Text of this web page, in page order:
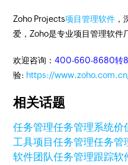
Zoho Projects项目管理软件
爱，Zoho是专业项目管理软件
欢迎咨询：400-660-8680转
验: https://
相关话题
任务管理任务管理系统价
工具项目任务管理任务管
软件团队任务管理跟踪软